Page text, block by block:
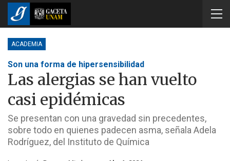
ACADEMIA
Son una forma de hipersensibilidad
Las alergias se han vuelto
casi epidémicas
Se presentan con una gravedad sin precedentes,
sobre todo en quienes padecen asma, señala Adela
Rodríguez, del Instituto de Química